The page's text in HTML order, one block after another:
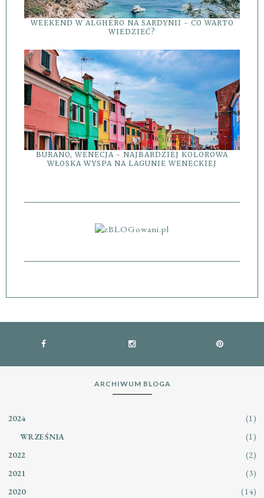
WEEKEND W ALGHERO NA SARDYNII - CO WARTO
WIEDZIEĆ?
BURANO, WENECJA - NAJBARDZIEJ KOLOROWA
WŁOSKA WYSPA NA LAGUNIE WENECKIEJ
ARCHIWUM BLOGA
2024 (1)
WRZEŚNIA (1)
2022 (2)
2021 (3)
2020 (14)